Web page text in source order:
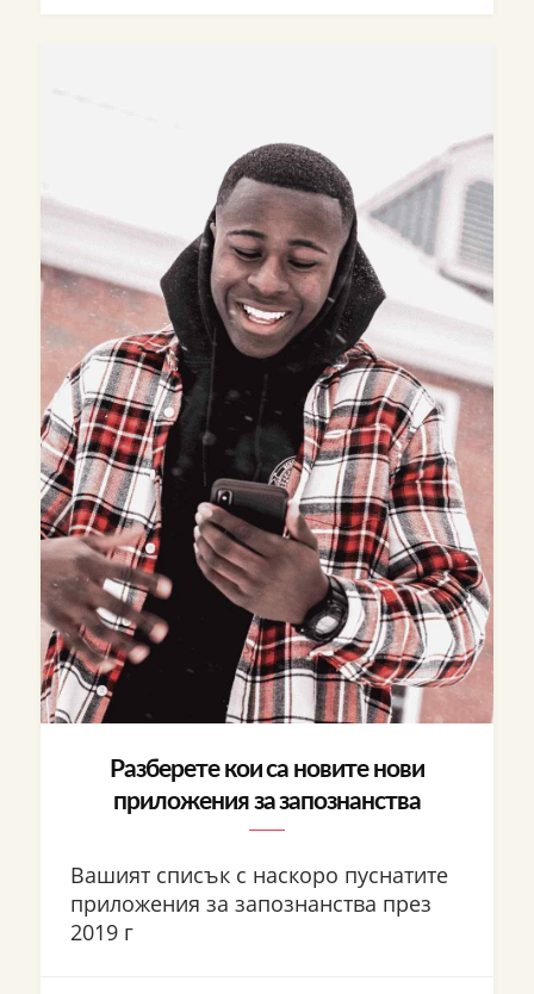
Разберете кои са новите нови
приложения за запознанства
Вашият списък с наскоро пуснатите
приложения за запознанства през
2019 г